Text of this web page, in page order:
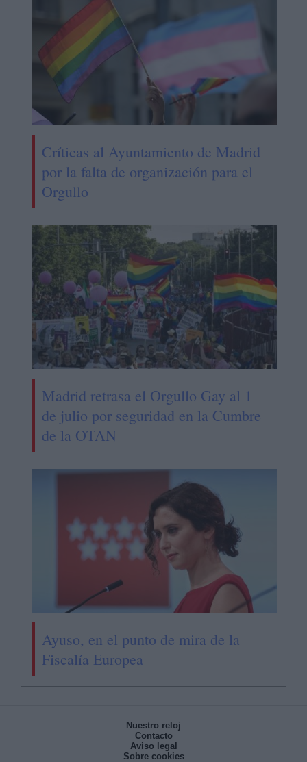
Críticas al Ayuntamiento de Madrid
por la falta de organización para el
Orgullo
Madrid retrasa el Orgullo Gay al 1
de julio por seguridad en la Cumbre
de la OTAN
Ayuso, en el punto de mira de la
Fiscalía Europea
Nuestro reloj
Contacto
Aviso legal
Sobre cookies